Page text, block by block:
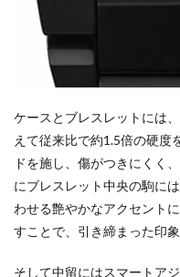
ケースとブレスレットには
えて従来比で約1.5倍の硬度
ドを施し、傷がつきにくく
にブレスレット中央の駒に
わせる艶やかなアクセント
すことで、引き締まった印
そして中留にはスマートア